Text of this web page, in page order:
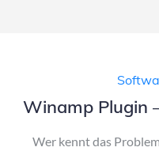
Winamp Plugin
Wer kennt das